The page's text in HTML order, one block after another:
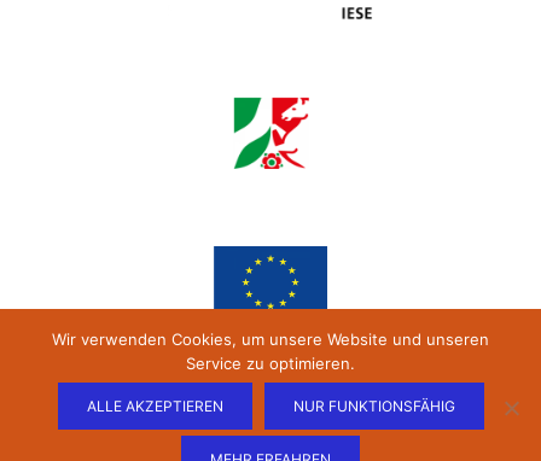
Wir verwenden Cookies, um unsere Website und unseren
Service zu optimieren.
ALLE AKZEPTIEREN NUR FUNKTIONSFÄHIG